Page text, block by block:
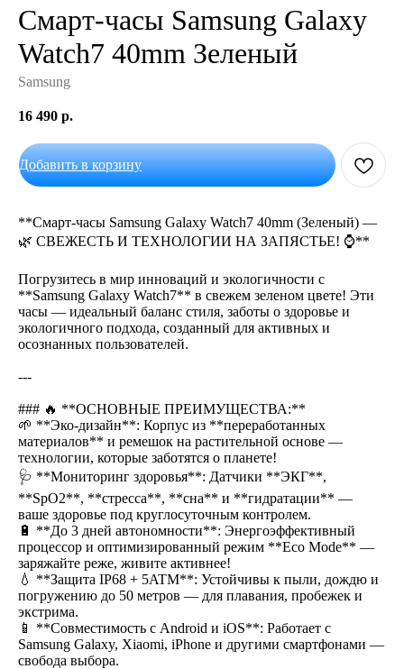
Смарт-часы Samsung Galaxy
Watch7 40mm Зеленый
Samsung
16 490 р.
Добавить в корзину
**Смарт-часы Samsung Galaxy Watch7 40mm (Зеленый) —
🌿 СВЕЖЕСТЬ И ТЕХНОЛОГИИ НА ЗАПЯСТЬЕ! ⌚**
Погрузитесь в мир инноваций и экологичности с
**Samsung Galaxy Watch7** в свежем зеленом цвете! Эти
часы — идеальный баланс стиля, заботы о здоровье и
экологичного подхода, созданный для активных и
осознанных пользователей.
---
### 🔥 **ОСНОВНЫЕ ПРЕИМУЩЕСТВА:**
🌱 **Эко-дизайн**: Корпус из **переработанных
материалов** и ремешок на растительной основе —
технологии, которые заботятся о планете!
🩺 **Мониторинг здоровья**: Датчики **ЭКГ**,
**SpO2**, **стресса**, **сна** и **гидратации** —
ваше здоровье под круглосуточным контролем.
🔋 **До 3 дней автономности**: Энергоэффективный
процессор и оптимизированный режим **Eco Mode** —
заряжайте реже, живите активнее!
💧 **Защита IP68 + 5ATM**: Устойчивы к пыли, дождю и
погружению до 50 метров — для плавания, пробежек и
экстрима.
📱 **Совместимость с Android и iOS**: Работает с
Samsung Galaxy, Xiaomi, iPhone и другими смартфонами —
свобода выбора.